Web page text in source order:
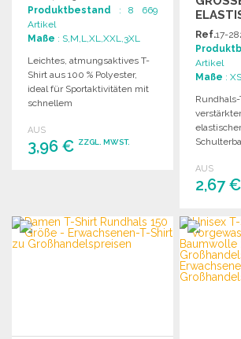
Produktbestand : 8 669
Artikel
Maße : S,M,L,XL,XXL,3XL
Leichtes, atmungsaktives T-
Shirt aus 100 % Polyester,
ideal für Sportaktivitäten mit
schnellem
hohem Tragekomfort.
AUS
3,96 € ZZGL. MWST.
RAGEN
Ref.17-
Artikel
Maße :
Großhandel.
AUS
2,67 €